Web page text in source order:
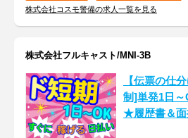
株式会社コスモ警備の求人一覧を見る
株式会社フルキャスト/MNI-3B
【伝票の仕
制]単発1日
★履歴書＆面